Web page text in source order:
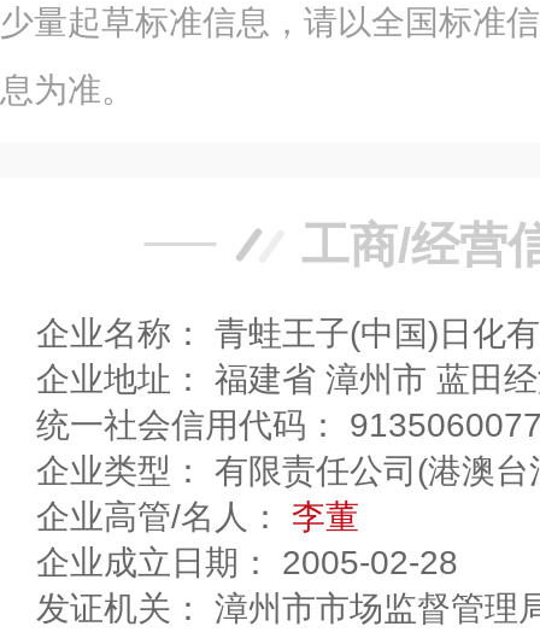
少量起草标准信息，请以全国标准
息为准。
工商/经营
企业名称： 青蛙王子(中国)日化
企业地址： 福建省 漳州市
统一社会信用代码：
企业类型： 有限责任公司(港澳台
企业高管/名人： 李董
企业成立日期： 2005-02-28
发证机关： 漳州市市场监督管理